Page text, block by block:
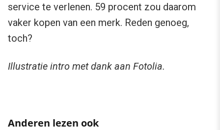
service te verlenen. 59 procent zou daarom
vaker kopen van een merk. Reden genoeg,
toch?
Illustratie intro met dank aan Fotolia.
Anderen lezen ook